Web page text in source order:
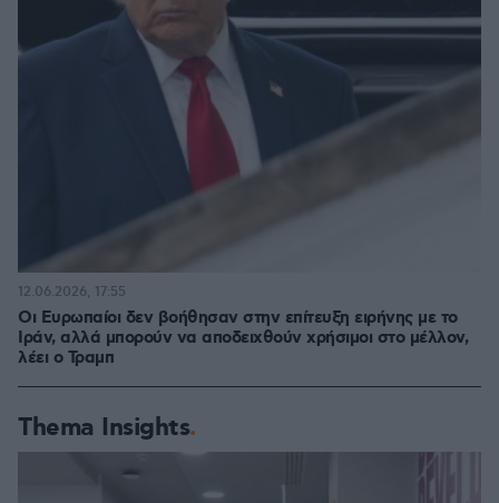
Οι Ευρωπαίοι δεν βοήθησαν στην επίτευξη ειρήνης με το
Ιράν, αλλά μπορούν να αποδειχθούν χρήσιμοι στο μέλλον,
λέει ο Τραμπ
12.06.2026, 17:55
Thema Insights